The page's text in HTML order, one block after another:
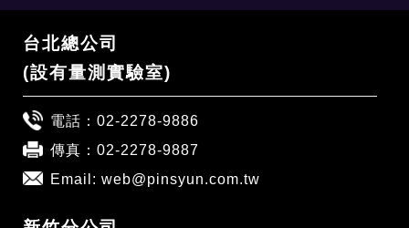
台北總公司
(設有量測實驗室)
電話： 02-2278-9886
傳真：02-2278-9887
Email: web@pinsyun.com.tw